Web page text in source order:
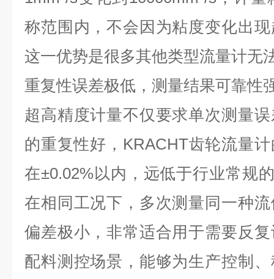
称范围内，不会因为粘度变化出
这一优势是很多其他类型流量计无
重复性误差极低，测量结果可靠性
超高精度计量不仅要求单次测量
的重复性好， KRACHT齿轮流量
在±0.02%以内，远低于行业常规
在相同工况下，多次测量同一种
偏差极小，非常适合用于需要反
配料测控场景，能够为生产控制